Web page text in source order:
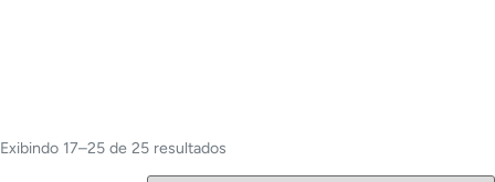
Exibindo 17–25 de 25 resultados